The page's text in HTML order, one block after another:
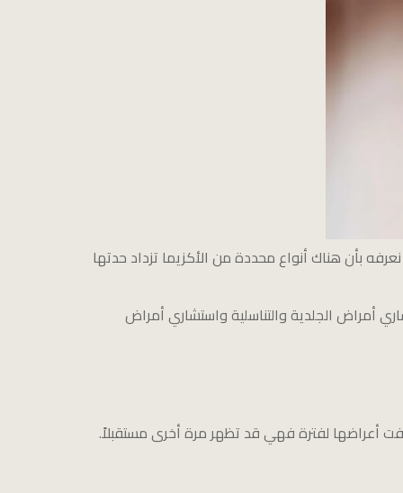
بأن هناك أنواع محددة من الأكزيما تزداد حدتها
أمراض الجلدية والتناسلية واستشاري أمراض
أعراضها لفترة فهي قد تظهر مرة أخرى مستقبلاً.